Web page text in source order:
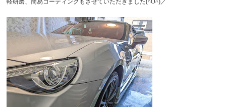
軽研磨、簡易コーティングもさせていただきました(^O^)／